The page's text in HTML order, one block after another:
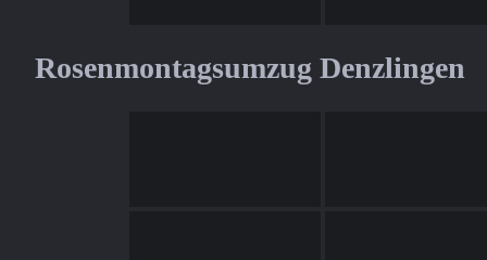
Rosenmontagsumzug Denzlingen